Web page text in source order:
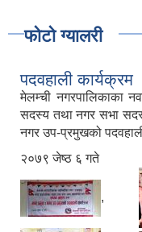
फोटो ग्यालरी
पदवहाली कार्यक्रम
मेलम्ची नगरपालिकाका
सदस्य तथा नगर सभा
नगर उप-प्रमुखको
२०७९ जेष्ठ ६ गते
,